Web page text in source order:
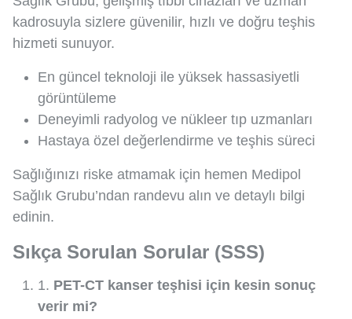
kadrosuyla sizlere güvenilir, hızlı ve doğru teşhis
hizmeti sunuyor.
En güncel teknoloji ile yüksek hassasiyetli
görüntüleme
Deneyimli radyolog ve nükleer tıp uzmanları
Hastaya özel değerlendirme ve teşhis süreci
Sağlığınızı riske atmamak için hemen Medipol
Sağlık Grubu’ndan randevu alın ve detaylı bilgi
edinin.
Sıkça Sorulan Sorular (SSS)
1. PET-CT kanser teşhisi için kesin sonuç
verir mi?